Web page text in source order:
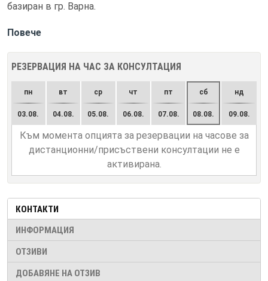
базиран в гр. Варна.
Повече
РЕЗЕРВАЦИЯ НА ЧАС ЗА КОНСУЛТАЦИЯ
пн
03.08.
вт
04.08.
ср
05.08.
чт
06.08.
пт
07.08.
сб
08.08.
нд
09.08.
Към момента опцията за резервации на часове за
дистанционни/присъствени консултации не е
активирана.
КОНТАКТИ
ИНФОРМАЦИЯ
ОТЗИВИ
ДОБАВЯНЕ НА ОТЗИВ